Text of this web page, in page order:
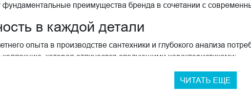
фундаментальные преимущества бренда в сочетании с
в каждой детали
опыта в производстве сантехники и глубокого анализа
которая отличается следующими характеристиками:
ЧИТАТЬ ЕЩЕ